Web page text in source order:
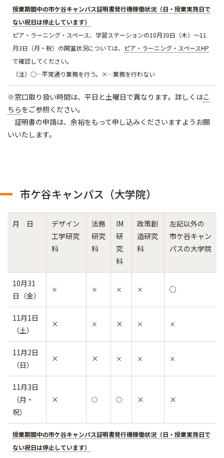
授業期間中の市ケ谷キャンパス証明書発行機稼働状況（日・授業実施日で
ない祝日は停止しています）
ピア・ラーニング・スペース、学習ステーションの10月30日（木）～11
月3日（月・祝）の開室状況については、
ピア・ラーニング・スペースHP
で確認してください。
（注）○…平常通り業務を行う。×…業務を行わない
※窓口取り扱い時間は、平日と土曜日で異なります。詳しくはこ
ちらをご参照ください。
証明書の申請は、余裕をもって申し込みくださいますようお願
いいたします。
市ケ谷キャンパス（大学院）
月 日
デザイン
工学研究
科
法務
研究
科
IM
研
究
科
政策創
造研究
科
左記以外の
市ケ谷キャン
パスの大学院
10月31
日（金）
× × × × ○
11月1日
（土）
× × × × ×
11月2日
（日）
× × × × ×
11月3日
（月・
祝）
× ○ ○ × ×
授業期間中の市ケ谷キャンパス証明書発行機稼働状況（日・授業実施日で
ない祝日は停止しています）